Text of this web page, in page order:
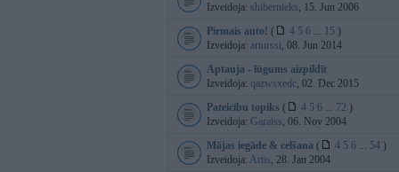
Izveidoja: shibernieks, 15. Jun 2006
Pirmais auto! ( 4 5 6 ... 15 )
Izveidoja: arturssi, 08. Jun 2014
Aptauja - lūgums aizpildīt
Izveidoja: qazwsxedc, 02. Dec 2015
Pateicību topiks ( 4 5 6 ... 72 )
Izveidoja: Garaiss, 06. Nov 2004
Mājas iegāde & celšana ( 4 5 6 ... 54 )
Izveidoja: Artis, 28. Jan 2004